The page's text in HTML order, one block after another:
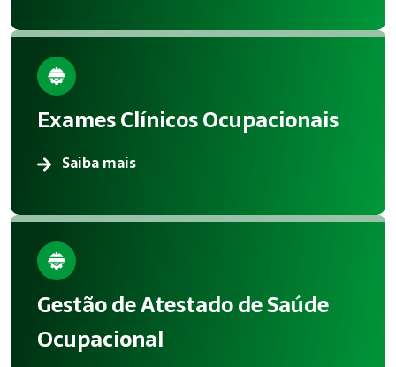
Exames Clínicos Ocupacionais
Saiba mais
Gestão de Atestado de Saúde
Ocupacional